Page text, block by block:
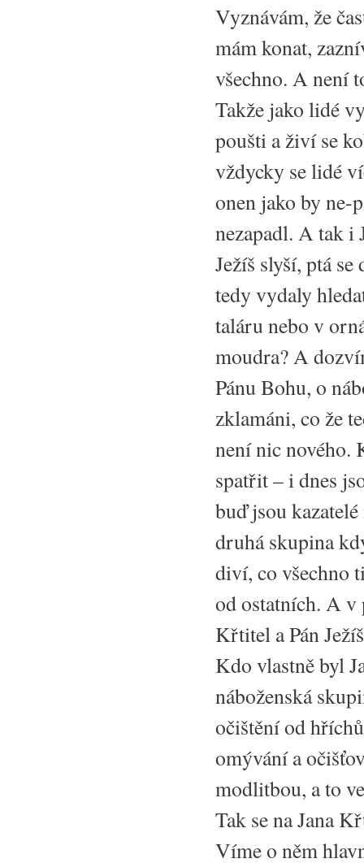
Vyznávám, že
mám konat,
všechno. A není
Takže jako lidé
poušti a živí se
vždycky se lidé
onen jako by ne-
nezapadl. A tak i
Ježíš slyší, ptá
tedy vydaly
taláru nebo v
moudra? A
Pánu Bohu, o
zklamáni, co že
není nic nového.
spatřit – i dnes
buď jsou
druhá skupina
diví, co všechno
od ostatních. A v
Křtitel a Pán
Kdo vlastně byl
náboženská
očištění od
omývání a
modlitbou, a to
Tak se na Jana
Víme o něm